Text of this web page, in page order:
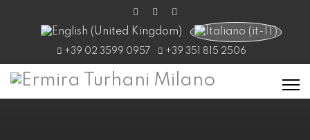
Seleziona la tua lingua
+39 02 3599 0957 +39 351 815 2506